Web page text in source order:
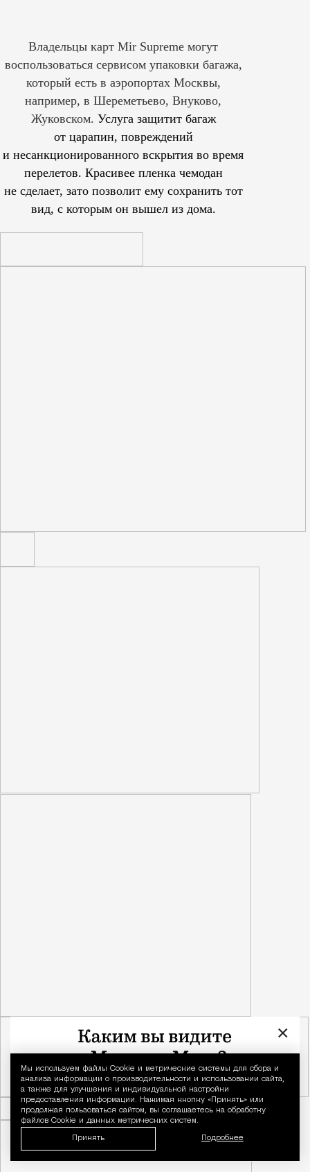
Уведомление
Мы используем файлы Сookie и метрические системы для сбора и
анализа информации о производительности и использовании сайта,
а также для улучшения и индивидуальной настройки
предоставления информации. Нажимая кнопку «Принять» или
продолжая пользоваться сайтом, вы соглашаетесь на обработку
файлов Cookie и данных метрических систем.
Принять Подробнее
Владельцы карт Mir Supreme могут
воспользоваться сервисом упаковки багажа,
который есть в аэропортах Москвы,
например, в Шереметьево, Внуково,
Жуковском. Услуга защитит багаж
от царапин, повреждений
и несанкционированного вскрытия во время
перелетов. Красивее пленка чемодан
не сделает, зато позволит ему сохранить тот
вид, с которым он вышел из дома.
×